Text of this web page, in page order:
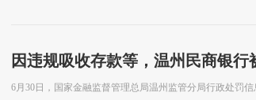
因违规吸收存款等，温州民商银行
6月30日，国家金融监督管理总局温州监管分局行政处罚